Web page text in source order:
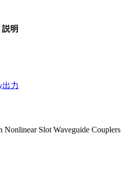
説明
出力
Slot Waveguide Couplers